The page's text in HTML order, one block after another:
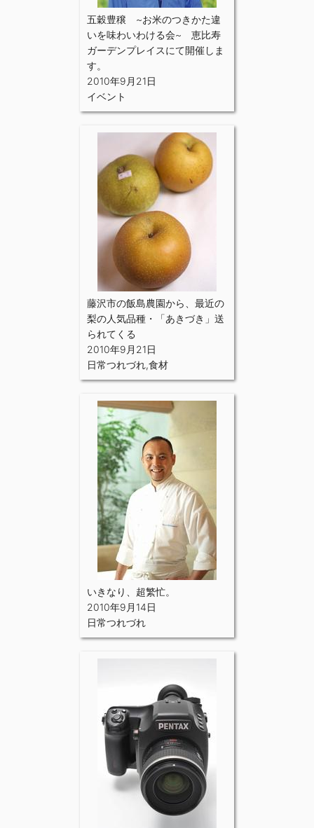
五穀豊穣 ~お米のつきかた違
いを味わいわける会~ 恵比寿
ガーデンプレイスにて開催しま
す。
2010年9月21日
イベント
藤沢市の飯島農園から、最近の
梨の人気品種・「あきづき」送
られてくる
2010年9月21日
日常つれづれ,食材
いきなり、超繁忙。
2010年9月14日
日常つれづれ